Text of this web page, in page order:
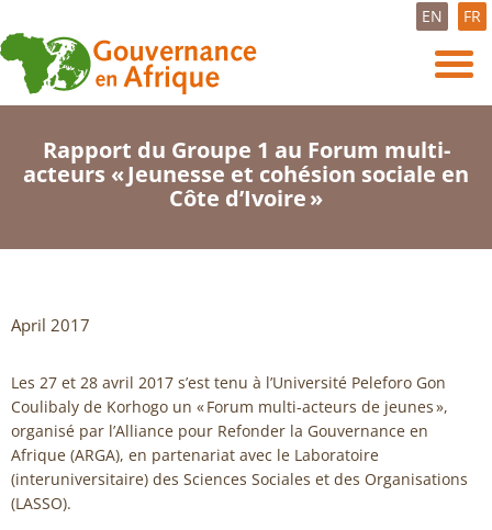
EN FR
Rapport du Groupe 1 au Forum multi-
acteurs « Jeunesse et cohésion sociale en
Côte d’Ivoire »
April 2017
Les 27 et 28 avril 2017 s’est tenu à l’Université Peleforo Gon
Coulibaly de Korhogo un « Forum multi-acteurs de jeunes »,
organisé par l’Alliance pour Refonder la Gouvernance en
Afrique (ARGA), en partenariat avec le Laboratoire
(interuniversitaire) des Sciences Sociales et des Organisations
(LASSO).